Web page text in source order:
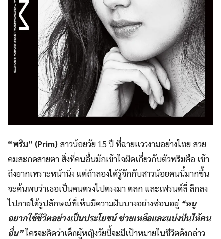
“พริม” (Prim) สาวน้อยวัย 15 ปี ที่ฉายแววงามอย่างไทย สวย
คมสะกดสายตา สิ่งที่คนอื่นมักเข้าใจผิดเกี่ยวกับตัวพริมคือ เข้า
ถึงยากเพราะหน้านิ่ง แต่ถ้าลองได้รู้จักกับสาวน้อยคนนี้มากขึ้น
จะค้นพบว่าเธอเป็นคนตรงไปตรงมา ตลก และเฟรนด์ลี่ ลึกลง
ไปภายใต้รูปลักษณ์ที่เห็นมีความฝันบางอย่างซ่อนอยู่ “หนู
อยากใช้ชีวิตอย่างเป็นประโยชน์ ช่วยเหลือและแบ่งปันให้คน
อื่น”ใครจะคิดว่าเด็กผู้หญิงวัยนี้จะมีเป้าหมายในชีวิตดังกล่าว